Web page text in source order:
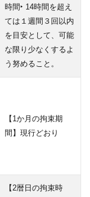
時間‣ 14時間を超え
ては１週間３回以内
を目安として、可能
な限り少なくするよ
う努めること。
【1か月の拘束期
間】現行どおり
【2暦日の拘束時